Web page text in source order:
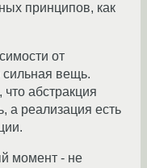
принципов, как
от
сильная вещь.
абстракция
а реализация есть
момент - не